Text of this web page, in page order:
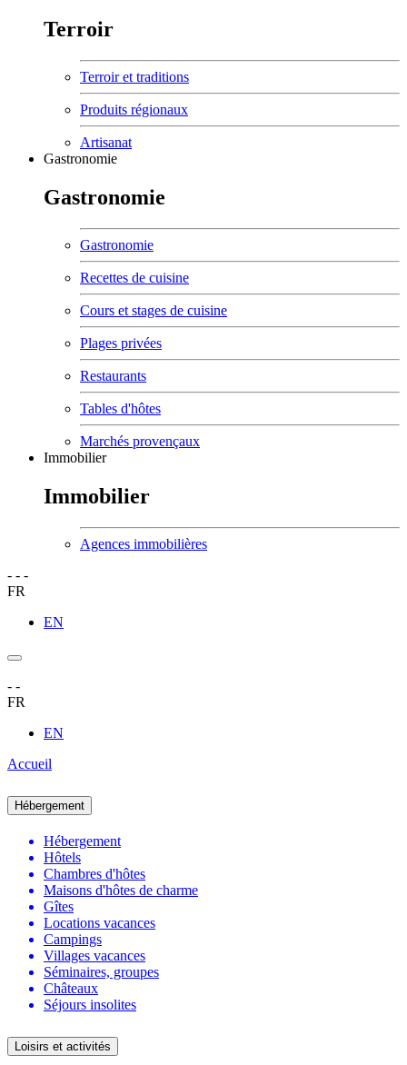
Terroir
Terroir et traditions
Produits régionaux
Artisanat
Gastronomie
Gastronomie
Gastronomie
Recettes de cuisine
Cours et stages de cuisine
Plages privées
Restaurants
Tables d'hôtes
Marchés provençaux
Immobilier
Immobilier
Agences immobilières
- - -
FR
EN
- -
FR
EN
Accueil
Hébergement
Hébergement
Hôtels
Chambres d'hôtes
Maisons d'hôtes de charme
Gîtes
Locations vacances
Campings
Villages vacances
Séminaires, groupes
Châteaux
Séjours insolites
Loisirs et activités